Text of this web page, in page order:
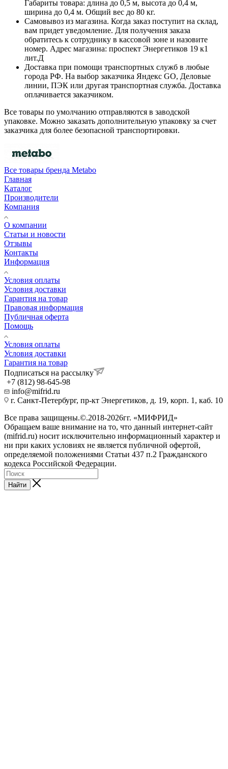
Габариты товара: длина до 0,5 м, высота до 0,4 м,
ширина до 0,4 м. Общий вес до 80 кг.
Самовывоз из магазина. Когда заказ поступит на склад,
вам придет уведомление. Для получения заказа
обратитесь к сотруднику в кассовой зоне и назовите
номер. Адрес магазина: проспект Энергетиков 19 к1
лит.Д
Доставка при помощи транспортных служб в любые
города РФ. На выбор заказчика Яндекс GO, Деловые
линии, ПЭК или другая транспортная служба. Доставка
оплачивается заказчиком.
Все товары по умолчанию отправляются в заводской
упаковке. Можно заказать дополнительную упаковку за счет
заказчика для более безопасной транспортировки.
Все товары бренда Metabo
Главная
Каталог
Производители
Компания
О компании
Статьи и новости
Отзывы
Контакты
Информация
Условия оплаты
Условия доставки
Гарантия на товар
Правовая информация
Публичная оферта
Помощь
Условия оплаты
Условия доставки
Гарантия на товар
Подписаться на рассылку
+7 (812) 98-645-98
info@mifrid.ru
г. Санкт-Петербург, пр-кт Энергетиков, д. 19, корп. 1, каб. 10
Все права защищены.©.2018-2026гг. «МИФРИД»
Обращаем ваше внимание на то, что данный интернет-сайт
(mifrid.ru) носит исключительно информационный характер и
ни при каких условиях не является публичной офертой,
определяемой положениями Статьи 437 п.2 Гражданского
кодекса Российской Федерации.
Найти